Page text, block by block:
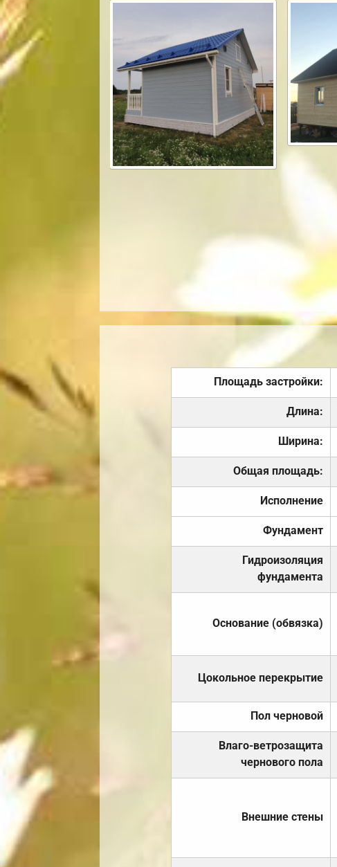
Площадь застройки:
Длина:
Ширина:
Общая площадь:
Исполнение
Фундамент
Гидроизоляция
фундамента
Основание (обвязка)
Цокольное перекрытие
Пол черновой
Влаго-ветрозащита
чернового пола
Внешние стены